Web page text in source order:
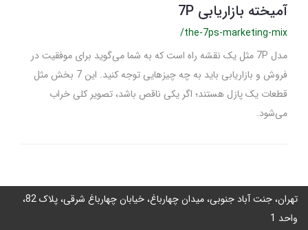
آمیخته بازاریابی 7P
/the-7ps-marketing-mix
مدل 7P مثل یک نقشه راه است که به شما می‌گوید برای موفقیت در
فروش و بازاریابی باید به چه چیزهایی توجه کنید. این 7 بخش مثل
قطعات یک پازل هستند؛ اگر یکی ناقص باشد، تصویر کلی خراب
می‌شود.
تهران، جنت آباد جنوبی، میدان چهارباغ، خیابان چهارباغ شرقی، پلاک 82،
واحد 1